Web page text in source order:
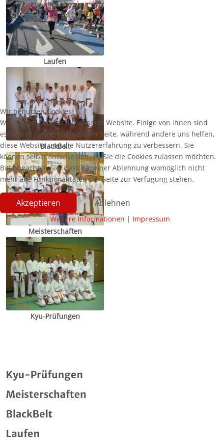
Laufen
BlackBelt
Meisterschaften
Kyu-Prüfungen
Kyu-Prüfungen
Meisterschaften
BlackBelt
Laufen
Wir benutzen Cookies
Wir nutzen Cookies auf unserer Website. Einige von ihnen sind
essenziell für den Betrieb der Seite, während andere uns helfen,
diese Website und die Nutzererfahrung zu verbessern. Sie
können selbst entscheiden, ob Sie die Cookies zulassen möchten.
Bitte beachten Sie, dass bei einer Ablehnung womöglich nicht
mehr alle Funktionalitäten der Seite zur Verfügung stehen.
Akzeptieren Ablehnen
Weitere Informationen | Impressum